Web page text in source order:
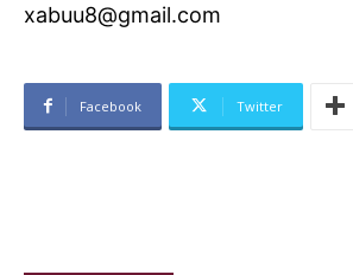
xabuu8@gmail.com
Facebook Twitter